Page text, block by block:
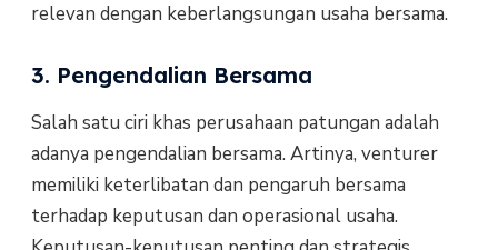
relevan dengan keberlangsungan usaha bersama.
3. Pengendalian Bersama
Salah satu ciri khas perusahaan patungan adalah
adanya pengendalian bersama. Artinya, venturer
memiliki keterlibatan dan pengaruh bersama
terhadap keputusan dan operasional usaha.